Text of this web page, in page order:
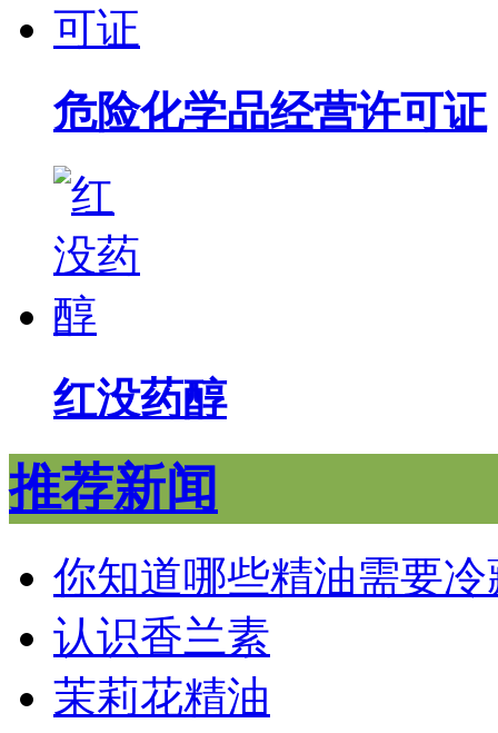
危险化学品经营许可证
红没药醇
推荐新闻
你知道哪些精油需要冷
认识香兰素
茉莉花精油